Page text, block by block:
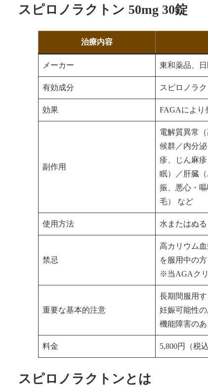
スピロノラクトン 50mg 30錠
治療内容
メーカー 東和薬品、
有効成分 スピロノラ
効果 FAGAにより
副作用
電解質異常
候群／内分
疹、じん麻
眠）／肝臓
振、悪心・
毛） など
使用方法 水またはぬ
禁忌
高カリウム
を服用中の方
※当AGAク
重要な基本的注意
長期間服用
妊娠可能性
機能障害の
料金 5,800円（税
スピロノラクトンとは